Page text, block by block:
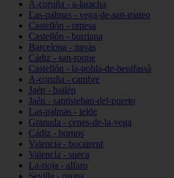
A-coruña - a-laracha
Las-palmas - vega-de-san-mateo
Castellón - orpesa
Castellón - burriana
Barcelona - navàs
Cádiz - san-roque
Castellón - la-pobla-de-benifassà
A-coruña - cambre
Jaén - bailén
Jaén - santisteban-del-puerto
Las-palmas - telde
Granada - cenes-de-la-vega
Cádiz - bornos
Valencia - bocairent
Valencia - sueca
La-rioja - alfaro
Sevilla - osuna